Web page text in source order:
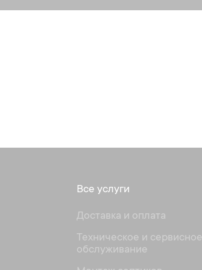
Все услуги
Доставка и оплата
Техническое и сервисное
обслуживание